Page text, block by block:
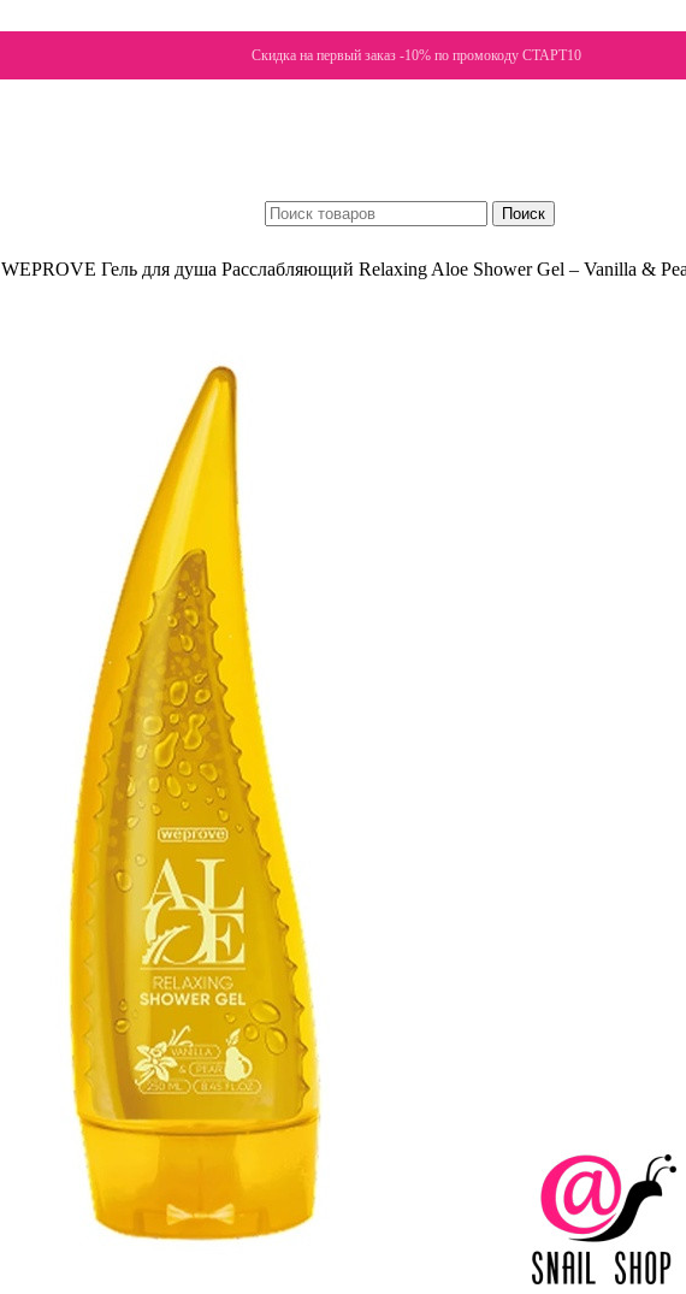
Скидка на первый заказ -10% по промокоду СТАРТ10
Поиск
WEPROVE Гель для душа Расслабляющий Relaxing Aloe Shower Gel – Vanilla &